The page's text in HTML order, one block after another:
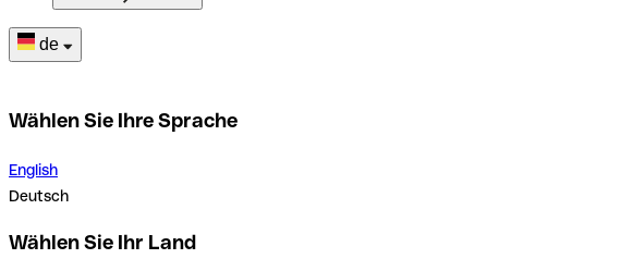
de
Wählen Sie Ihre Sprache
English
Deutsch
Wählen Sie Ihr Land